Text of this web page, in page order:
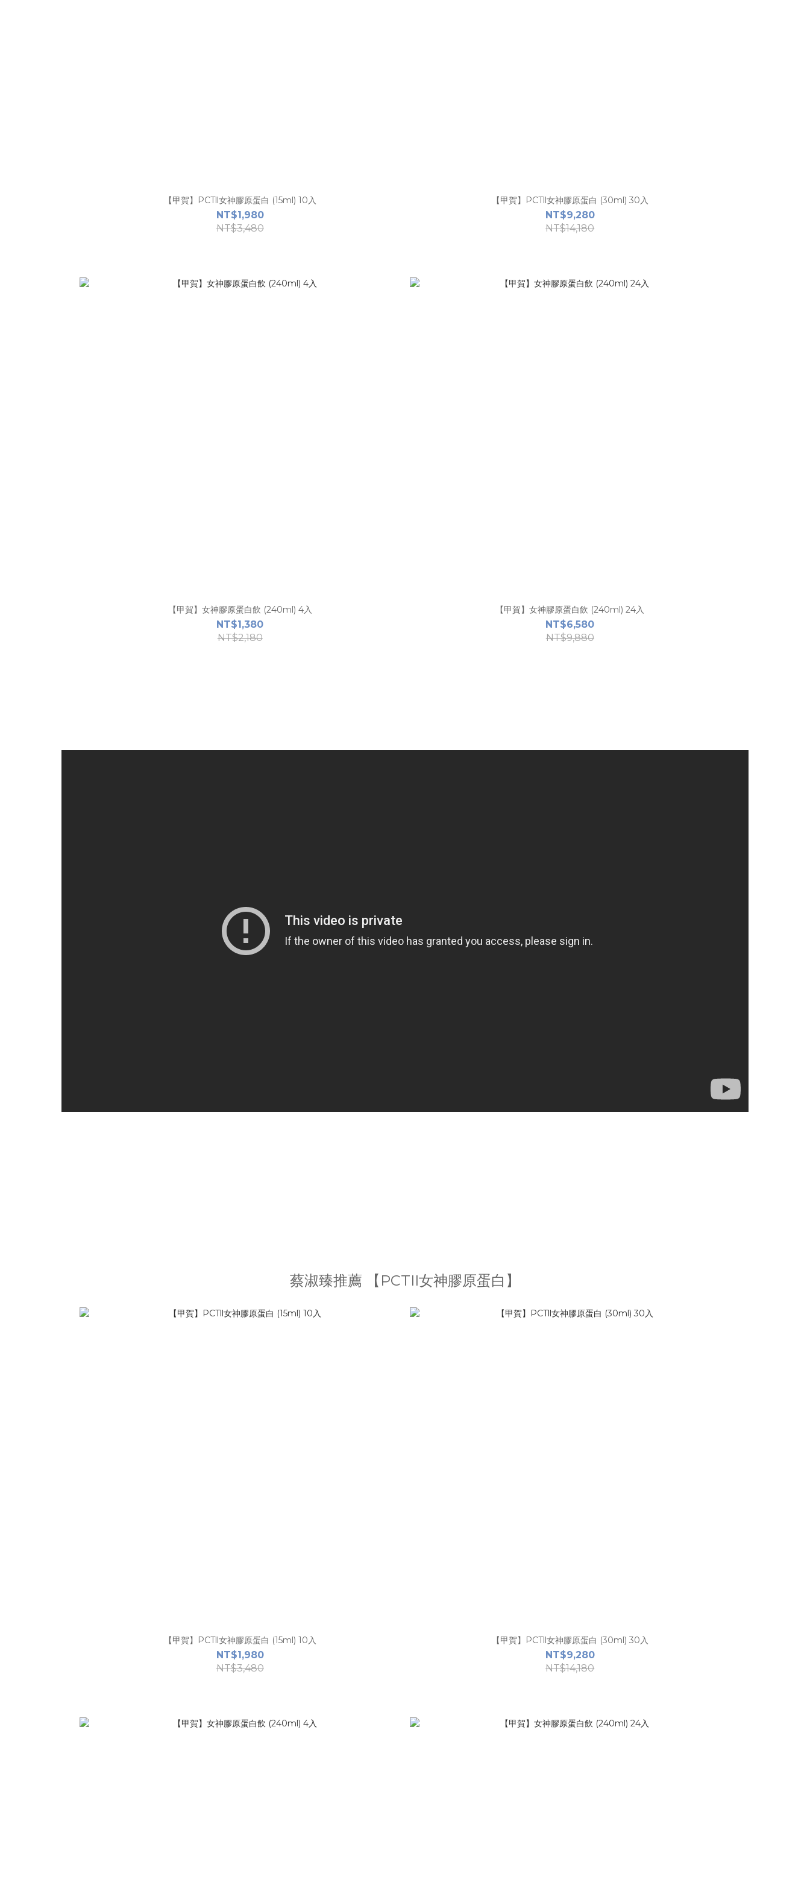
【甲賀】PCTll女神膠原蛋白 (15ml) 10入
NT$1,980
NT$3,480
【甲賀】PCTll女神膠原蛋白 (30ml) 30入
NT$9,280
NT$14,180
【甲賀】女神膠原蛋白飲 (240ml) 4入
NT$1,380
NT$2,180
【甲賀】女神膠原蛋白飲 (240ml) 24入
NT$6,580
NT$9,880
蔡淑臻推薦 【PCTII女神膠原蛋白】
【甲賀】PCTll女神膠原蛋白 (15ml) 10入
NT$1,980
NT$3,480
【甲賀】PCTll女神膠原蛋白 (30ml) 30入
NT$9,280
NT$14,180